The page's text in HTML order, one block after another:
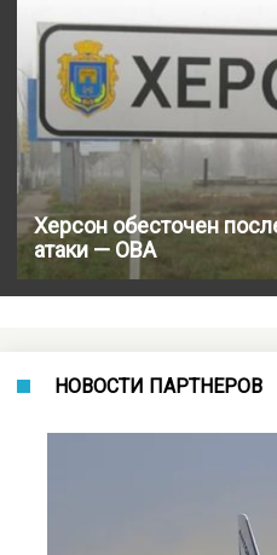
Херсон обесточен
атаки — ОВА
НОВОСТИ ПАРТНЕРОВ